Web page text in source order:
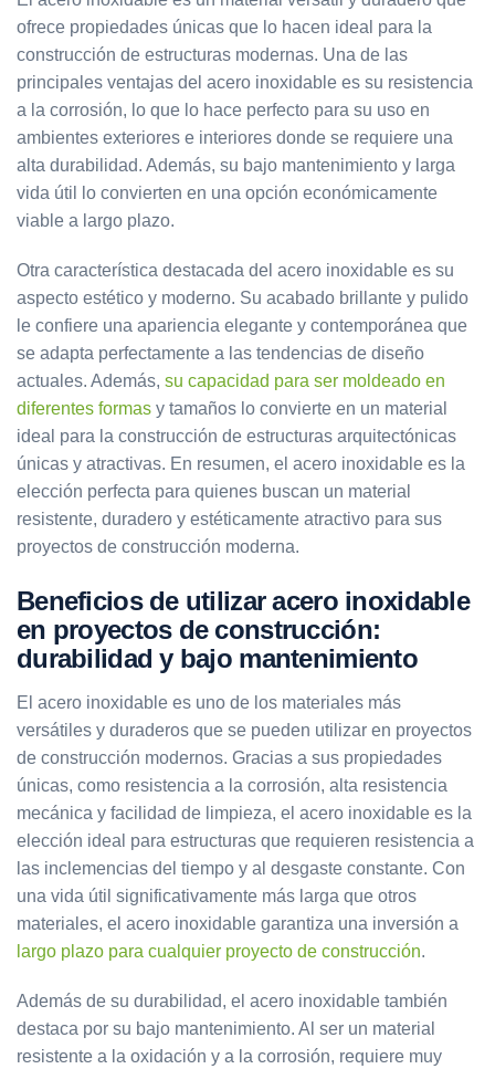
ofrece propiedades únicas que lo hacen ideal para la
construcción de estructuras modernas. Una de las
principales ventajas del acero inoxidable es su resistencia
a la corrosión, lo que lo hace perfecto para su uso en
ambientes exteriores e interiores donde se requiere una
alta durabilidad. Además, su bajo mantenimiento y larga
vida útil lo convierten en una opción económicamente
viable a largo plazo.
Otra característica destacada del acero inoxidable es su
aspecto estético y moderno. Su acabado brillante y pulido
le confiere una apariencia elegante y contemporánea que
se adapta perfectamente a las tendencias de diseño
actuales. Además, su capacidad para ser moldeado en
diferentes formas y tamaños lo convierte en un material
ideal para la construcción de estructuras arquitectónicas
únicas y atractivas. En resumen, el acero inoxidable es la
elección perfecta para quienes buscan un material
resistente, duradero y estéticamente atractivo para sus
proyectos de construcción moderna.
Beneficios de utilizar acero inoxidable
en proyectos de construcción:
durabilidad y bajo mantenimiento
El acero inoxidable es uno de los materiales más
versátiles y duraderos que se pueden utilizar en proyectos
de construcción modernos. Gracias a sus propiedades
únicas, como resistencia a la corrosión, alta resistencia
mecánica y facilidad de limpieza, el acero inoxidable es la
elección ideal para estructuras que requieren resistencia a
las inclemencias del tiempo y al desgaste constante. Con
una vida útil significativamente más larga que otros
materiales, el acero inoxidable garantiza una inversión a
largo plazo para cualquier proyecto de construcción.
Además de su durabilidad, el acero inoxidable también
destaca por su bajo mantenimiento. Al ser un material
resistente a la oxidación y a la corrosión, requiere muy